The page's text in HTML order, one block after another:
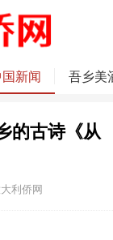
新闻 吾乡美
的古诗《从
利侨网